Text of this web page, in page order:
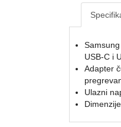
USB-C i
Adapter
Ulazni